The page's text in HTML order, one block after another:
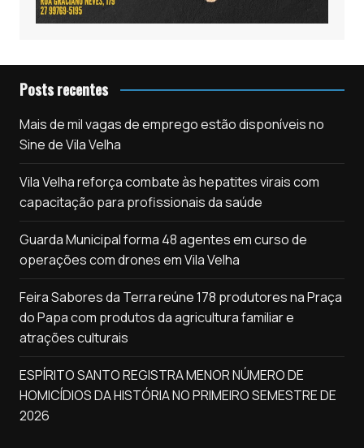
Posts recentes
Mais de mil vagas de emprego estão disponíveis no
Sine de Vila Velha
Vila Velha reforça combate às hepatites virais com
capacitação para profissionais da saúde
Guarda Municipal forma 48 agentes em curso de
operações com drones em Vila Velha
Feira Sabores da Terra reúne 178 produtores na Praça
do Papa com produtos da agricultura familiar e
atrações culturais
ESPÍRITO SANTO REGISTRA MENOR NÚMERO DE
HOMICÍDIOS DA HISTÓRIA NO PRIMEIRO SEMESTRE DE
2026